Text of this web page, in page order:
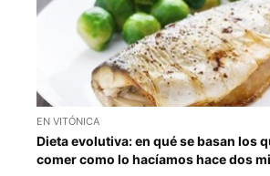
EN VITÓNICA
Dieta evolutiva: en qué se basan los
comer como lo hacíamos hace dos